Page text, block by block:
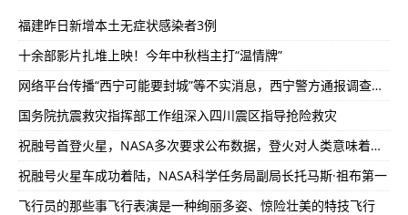
福建昨日新增本土无症状感染者3例
十余部影片扎堆上映！今年中秋档主打“温情牌”
网络平台传播“西宁可能要封城”等不实消息，西宁警方通报调查情况
国务院抗震救灾指挥部工作组深入四川震区指导抢险救灾
祝融号首登火星，NASA多次要求公布数据，登火对人类意味着什么？
祝融号火星车成功着陆，NASA科学任务局副局长托马斯·祖布第一
飞行员的那些事飞行表演是一种绚丽多姿、惊险壮美的特技飞行